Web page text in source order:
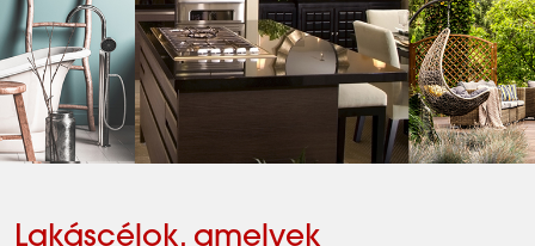
Lakáscélok, amelyek